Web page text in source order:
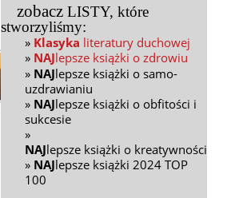
zobacz LISTY, które
stworzyliśmy:
» Klasyka literatury duchowej
» NAJlepsze książki o zdrowiu
» NAJlepsze książki o samo-
uzdrawianiu
» NAJlepsze książki o obfitości i
sukcesie
»
NAJlepsze książki o kreatywności
» NAJlepsze książki 2024 TOP
100